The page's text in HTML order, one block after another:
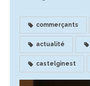
commerçants
actualité
castelginest